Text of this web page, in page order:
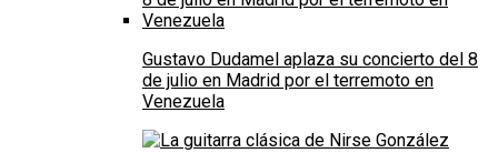
Gustavo Dudamel aplaza su concierto del 8
de julio en Madrid por el terremoto en
Venezuela